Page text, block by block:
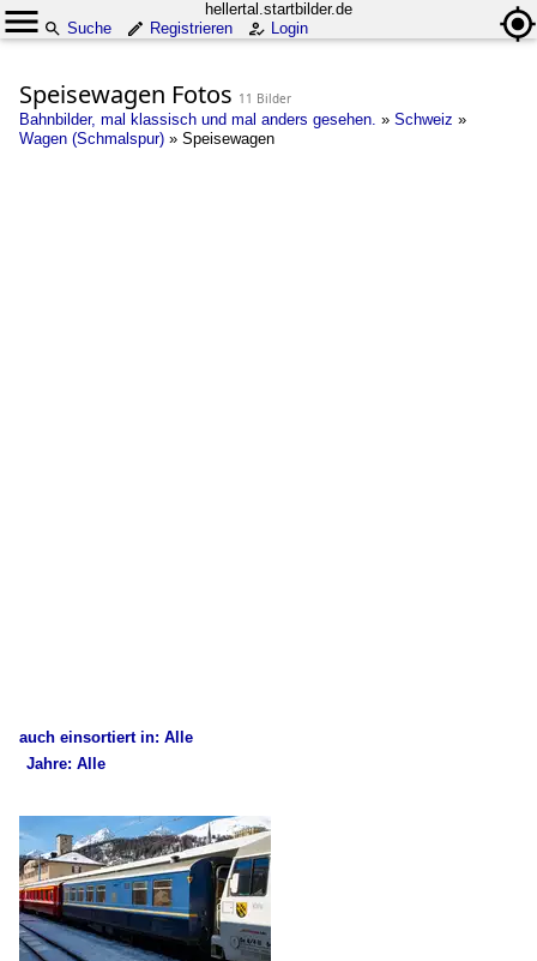
hellertal.startbilder.de
Suche
Registrieren Login
Speisewagen Fotos 11 Bilder
Bahnbilder, mal klassisch und mal anders gesehen. » Schweiz »
Wagen (Schmalspur) » Speisewagen
auch einsortiert in: Alle
Schweiz
Bahnhöfe
St. Moritz
Jahre: Alle
Alle Jahre
2010
2015
2017